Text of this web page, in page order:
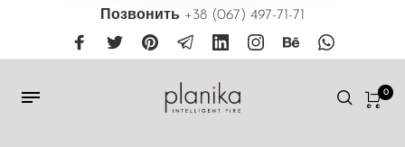
Позвонить +38 (067) 497-71-71
0